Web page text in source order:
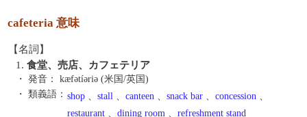
cafeteria 意味
【名詞】
1. 食堂、売店、カフェテリア
・ 発音：
kӕfətíəriə (米国/英国)
・ 類義語： shop 、 stall 、 canteen 、 snack bar 、 concession 、
restaurant 、 dining room 、 refreshment stand